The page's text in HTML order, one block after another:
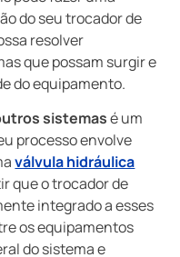
do seu trocador de
resolver
que possam surgir e
do equipamento.
sistemasé um
processo envolve
válvula hidráulica
que o trocador de
integrado a esses
os equipamentos
do sistema e